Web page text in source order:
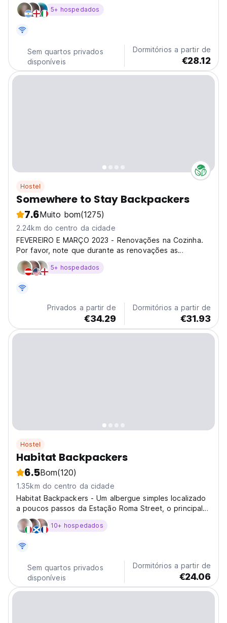
oferecemos WiFi de alta velocidade gratuita, café da
manhã gratuito, duas salas de estar com Netflix e uma
5+ hospedados
Sem quartos privados
disponíveis
Dormitórios a partir de
€28.12
Hostel
Somewhere to Stay Backpackers
7.6Muito bom(1275)
2.24km do centro da cidade
FEVEREIRO E MARÇO 2023 - Renovações na Cozinha.
Por favor, note que durante as renovações as
comodidades de cozinha serão reduzidas. Uma
pequena cozinha básica temporária estará disponível.
5+ hospedados
Privados a partir de
€34.29
Dormitórios a partir de
€31.93
Hostel
Habitat Backpackers
6.5Bom(120)
1.35km do centro da cidade
Habitat Backpackers - Um albergue simples localizado
a poucos passos da Estação Roma Street, o principal
terminal de ônibus e trem
10+ hospedados
Sem quartos privados
disponíveis
Dormitórios a partir de
€24.06